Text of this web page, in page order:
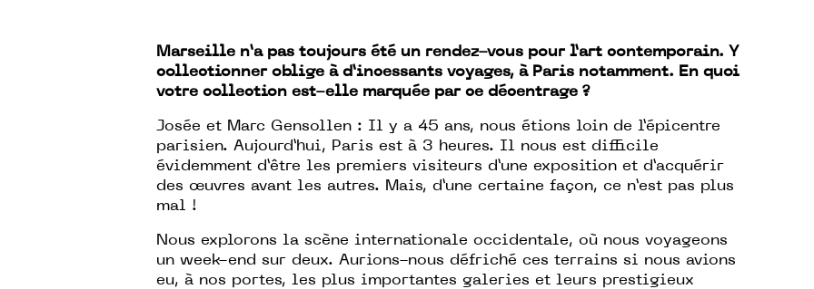
Marseille n’a pas toujours été un rendez-vous pour l’art contemporain. Y
collectionner oblige à d’incessants voyages, à Paris notamment. En quoi
votre collection est-elle marquée par ce décentrage ?
Josée et Marc Gensollen : Il y a 45 ans, nous étions loin de l’épicentre
parisien. Aujourd’hui, Paris est à 3 heures. Il nous est difficile
évidemment d’être les premiers visiteurs d’une exposition et d’acquérir
des œuvres avant les autres. Mais, d’une certaine façon, ce n’est pas plus
mal !
Nous explorons la scène internationale occidentale, où nous voyageons
un week-end sur deux. Aurions-nous défriché ces terrains si nous avions
eu, à nos portes, les plus importantes galeries et leurs prestigieux